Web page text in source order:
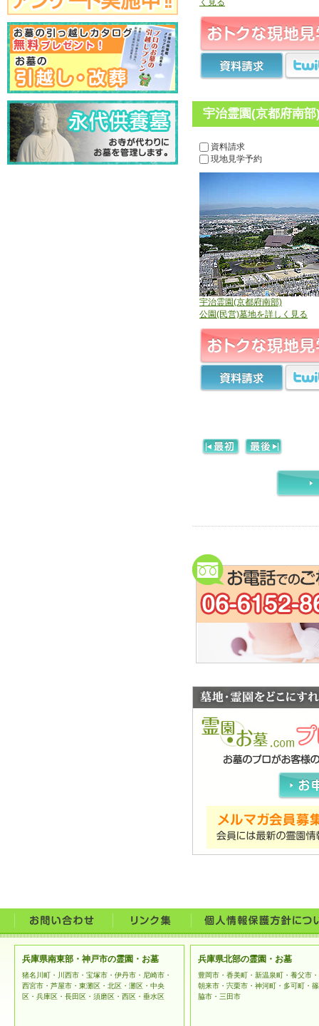
く見る
宇治霊園(京都府南
資料請求
現地見学予約
宇治霊園(京都府南部)
公園(民営)墓地を詳しく見る
兵庫県南東部・神戸市の霊園・お墓
猪名川町・川西市・宝塚市・伊丹市・尼崎市・
西宮市・芦屋市・東灘区・北区・灘区・中央
区・兵庫区・長田区・須磨区・西区・垂水区
兵庫県北部の霊園・お墓
豊岡市・香美町・新温泉町・養父市
朝来市・宍栗市・神河町・多可町・
脇市・三田市